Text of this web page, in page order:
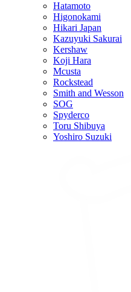
Hatamoto
Higonokami
Hikari Japan
Kazuyuki Sakurai
Kershaw
Koji Hara
Mcusta
Rockstead
Smith and Wesson
SOG
Spyderco
Toru Shibuya
Yoshiro Suzuki